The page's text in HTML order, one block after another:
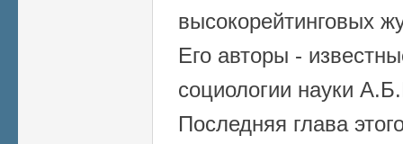
высокорейтинговых
Его авторы -
социологии науки
Последняя глава